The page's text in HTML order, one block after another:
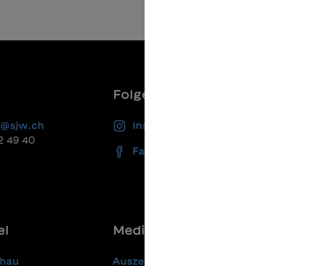
49 40
Folgen Sie uns
Instagram
Facebook
Media
Auszeichnungen